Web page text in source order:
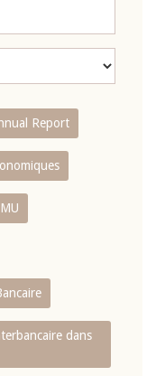
Report
dans